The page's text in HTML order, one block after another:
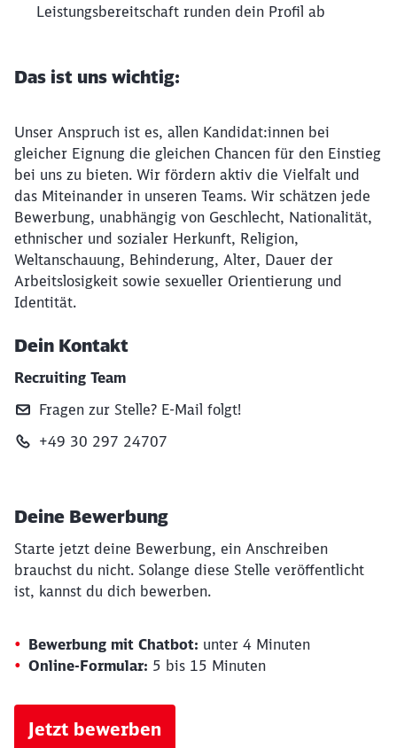
Leistungsbereitschaft runden dein Profil ab
Das ist uns wichtig:
Unser Anspruch ist es, allen Kandidat:innen bei
gleicher Eignung die gleichen Chancen für den Einstieg
bei uns zu bieten. Wir fördern aktiv die Vielfalt und
das Miteinander in unseren Teams. Wir schätzen jede
Bewerbung, unabhängig von Geschlecht, Nationalität,
ethnischer und sozialer Herkunft, Religion,
Weltanschauung, Behinderung, Alter, Dauer der
Arbeitslosigkeit sowie sexueller Orientierung und
Identität.
Dein Kontakt
Recruiting Team
Fragen zur Stelle? E‑Mail folgt!
+49 30 297 24707
Deine Bewerbung
Starte jetzt deine Bewerbung, ein Anschreiben
brauchst du nicht. Solange diese Stelle veröffentlicht
ist, kannst du dich bewerben.
Bewerbung mit Chatbot: unter 4 Minuten
Online-Formular: 5 bis 15 Minuten
Jetzt bewerben